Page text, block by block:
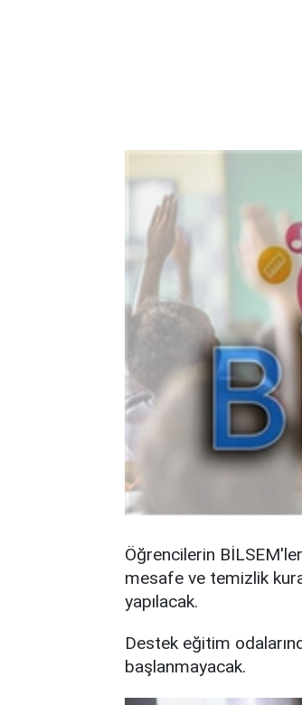
Öğrencilerin
mesafe ve temizlik
yapılacak.
Destek eğitim
başlanmayacak.